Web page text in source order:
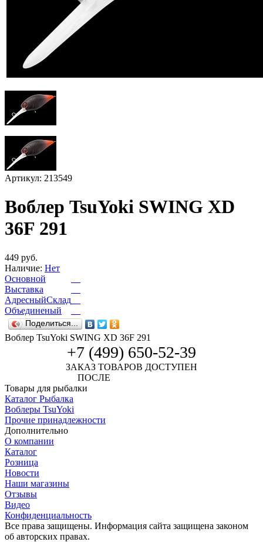
Артикул: 213549
Воблер TsuYoki SWING XD
36F 291
449 руб.
Наличие: Нет
Основной
Выставка
АдресныйСклад
Объединеный
Поделиться...
Воблер TsuYoki SWING XD 36F 291
+7 (499) 650-52-39
ЗАКАЗ ТОВАРОВ ДОСТУПЕН
ПОСЛЕ
Товары для рыбалки
Каталог Рыбалка
Воблеры TsuYoki
Прочие принадлежности
Дополнительно
О компании
Каталог
Розница
Новости
Наши магазины
Отзывы
Видео
Конфиденциальность
Все права защищены. Информация сайта защищена законом
об авторских правах.